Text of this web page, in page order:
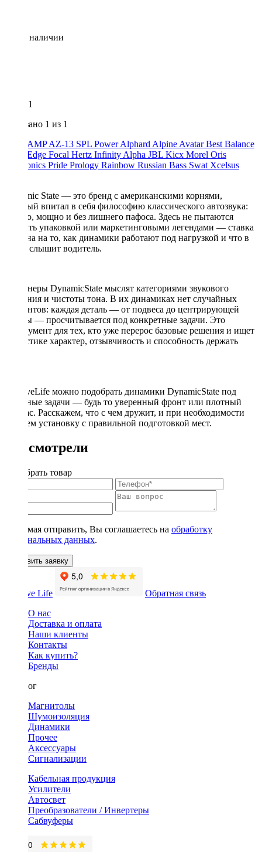
Нет в наличии
1
Показано 1 из 1
AMP AZ-13 SPL Power Alphard Alpine Avatar Best Balance
Edge Focal Hertz Infinity Alpha JBL Kicx Morel Oris
Electronics Pride Prology Rainbow Russian Bass Swat Xcelsus
Dynamic State — это бренд с американскими корнями,
который впитал в себя философию классического автозвука:
честно, мощно и без лишнего пафоса. Здесь не пытаются
удивить упаковкой или маркетинговыми легендами — ставка
сделана на то, как динамики работают под нагрузкой и что в
итоге слышит водитель.
Инженеры DynamicState мыслят категориями звукового
давления и чистоты тона. В их динамиках нет случайных
элементов: каждая деталь — от подвеса до центрирующей
шайбы — просчитывается под конкретные задачи. Это
инструмент для тех, кто уже перерос базовые решения и ищет
в акустике характер, отзывчивость и способность держать
В DriveLife можно подобрать динамики DynamicState под
реальные задачи — будь то уверенный фронт или плотный
мидбас. Расскажем, что с чем дружит, и при необходимости
сделаем установку с правильной подготовкой мест.
Вы смотрели
Подобрать товар
Нажимая отправить, Вы соглашаетесь на обработку
персональных данных.
Оставить заявку
Обратная связь
О нас
Доставка и оплата
Наши клиенты
Контакты
Как купить?
Бренды
Каталог
Магнитолы
Шумоизоляция
Динамики
Прочее
Аксессуары
Сигнализации
Кабельная продукция
Усилители
Автосвет
Преобразователи / Инвертеры
Сабвуферы